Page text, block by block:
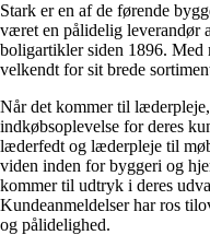
Stark er en af de førende
været en pålidelig leverandør
boligartikler siden 1896. Med
velkendt for sit brede
Når det kommer til
indkøbsoplevelse for deres
læderfedt og læderpleje til
viden inden for byggeri og
kommer til udtryk i deres
Kundeanmeldelser har ros
og pålidelighed.